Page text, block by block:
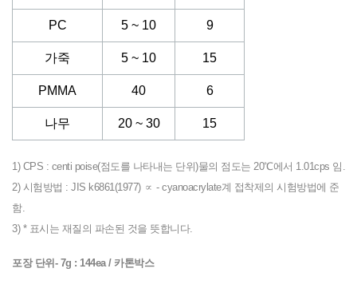
PC 5 ~ 10 9
가죽 5 ~ 10 15
PMMA 40 6
나무 20 ~ 30 15
1) CPS : centi poise(점도를 나타내는 단위)물의 점도는 20℃에서 1.01cps 임.
2) 시험방법 : JIS k6861(1977) ∝ - cyanoacrylate계 접착제의 시험방법에 준
함.
3) * 표시는 재질의 파손된 것을 뜻합니다.
포장 단위- 7g : 144ea / 카톤박스